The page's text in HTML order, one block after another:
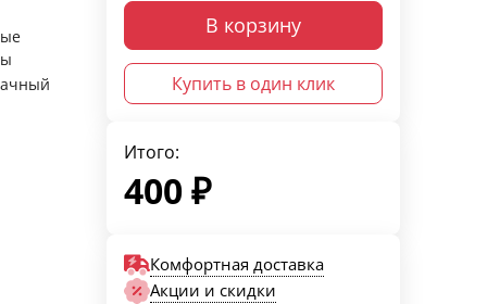
В корзину
Купить в один клик
Итого:
400₽
Комфортная доставка
Акции и скидки